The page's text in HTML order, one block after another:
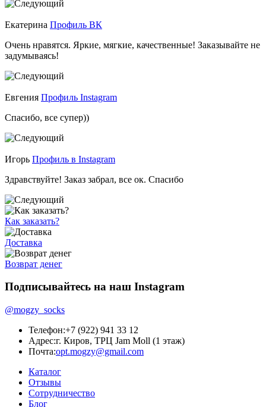
Екатерина Профиль ВК
Очень нравятся. Яркие, мягкие, качественные! Заказывайте не
задумываясь!
Евгения Профиль Instagram
Спасибо, все супер))
Игорь Профиль в Instagram
Здравствуйте! Заказ забрал, все ок. Спасибо
Как заказать?
Доставка
Возврат денег
Подписывайтесь на наш Instagram
@mogzy_socks
Телефон:+7 (922) 941 33 12
Адрес:г. Киров, ТРЦ Jam Moll (1 этаж)
Почта:opt.mogzy@gmail.com
Каталог
Отзывы
Сотрудничество
Блог